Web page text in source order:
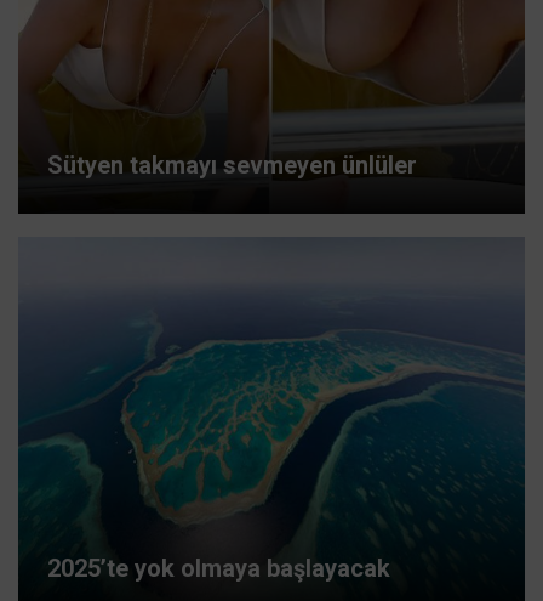
Sütyen takmayı sevmeyen ünlüler
2025’te yok olmaya başlayacak